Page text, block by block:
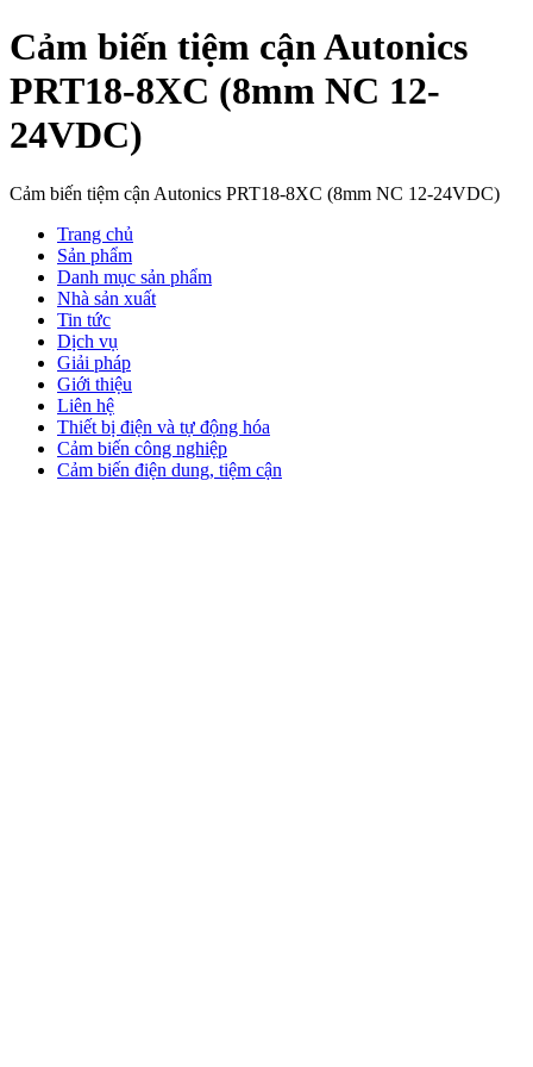
Cảm biến tiệm cận Autonics
PRT18-8XC (8mm NC 12-
24VDC)
Cảm biến tiệm cận Autonics PRT18-8XC (8mm NC 12-24VDC)
Trang chủ
Sản phẩm
Danh mục sản phẩm
Nhà sản xuất
Tin tức
Dịch vụ
Giải pháp
Giới thiệu
Liên hệ
Thiết bị điện và tự động hóa
Cảm biến công nghiệp
Cảm biến điện dung, tiệm cận